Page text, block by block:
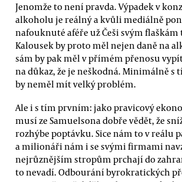
Jenomže to není pravda. Výpadek v
alkoholu je reálný a kvůli mediálně
nafouknuté aféře už Češi svým
Kalousek by proto měl nejen daně na
sám by pak měl v přímém přenosu
na důkaz, že je neškodná. Minimálně s
by neměl mít velký problém.
Ale i s tím prvním: jako pravicový
musí ze Samuelsona dobře vědět, že
rozhýbe poptávku. Sice nám to v reálu
a milionáři nám i se svými firmami
nejrůznějším stropům prchají do
to nevadí. Odbourání byrokratických